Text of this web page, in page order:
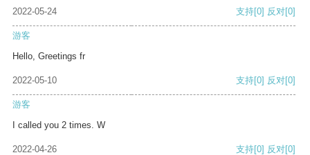
2022-05-24 支持[0] 反对[0]
游客
Hello, Greetings fr
2022-05-10 支持[0] 反对[0]
游客
I called you 2 times. W
2022-04-26 支持[0] 反对[0]